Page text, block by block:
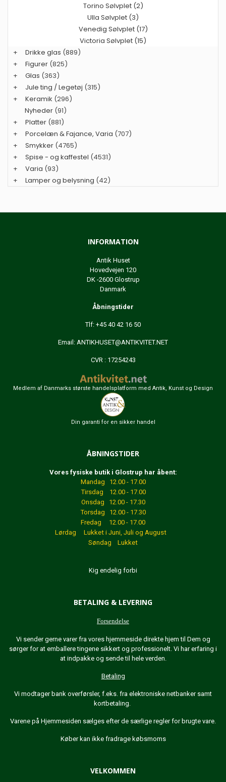
Torino Sølvplet (2)
Ulla Sølvplet (3)
Venedig Sølvplet (17)
Victoria Sølvplet (15)
+
Drikke glas (889)
+
Figurer (825)
+
Glas (363)
+
Jule ting / Legetøj (315)
+
Keramik (296)
Nyheder (91)
+
Platter (881)
+
Porcelæn & Fajance, Varia (707)
+
Smykker (4765)
+
Spise - og kaffestel (4531)
+
Varia (93)
+
Lamper og belysning (42)
INFORMATION
Antik Huset
Hovedvejen 120
DK -2600 Glostrup
Danmark
Åbningstider
Tlf: +45 40 42 16 50
Email: ANTIKHUSET@ANTIKVITET.NET
CVR : 17254243
Medlem af Danmarks største handelsplatform med Antik, Kunst og Design
Din garanti for en sikker handel
ÅBNINGSTIDER
Vores fysiske butik i Glostrup har åbent:
Mandag 12.00 - 17.00
Tirsdag 12.00 - 17.00
Onsdag 12.00 - 17.30
Torsdag 12.00 - 17.30
Fredag 12.00 - 17.00
Lørdag Lukket i Juni, Juli og August
Søndag Lukket
Kig endelig forbi
BETALING & LEVERING
Forsendelse
Vi sender gerne varer fra vores hjemmeside direkte hjem til Dem og
sørger for at emballere tingene sikkert og professionelt. Vi har erfaring i
at indpakke og sende til hele verden.
Betaling
Vi modtager bank overførsler, f.eks. fra elektroniske netbanker samt
kortbetaling.
Varene på Hjemmesiden sælges efter de særlige regler for brugte vare.
Køber kan ikke fradrage købsmoms
VELKOMMEN